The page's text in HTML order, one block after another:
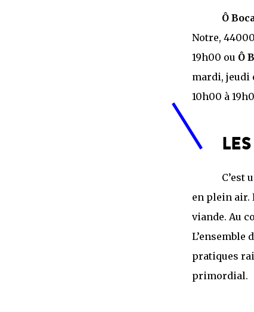
Ô
Notre,
19h00 ou Ô
mardi, jeudi
10h00 à
C’est
en plein air.
viande. Au
L’ensemble
pratiques
primordial.